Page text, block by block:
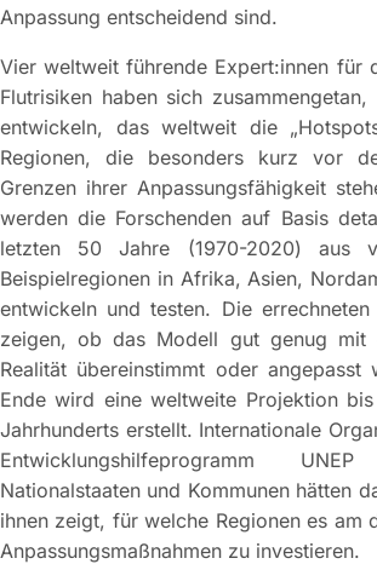
Anpassung entscheidend sind.
Vier weltweit führende Expert:innen für
Flutrisiken haben sich
entwickeln, das weltweit die
Regionen, die besonders kurz vor
Grenzen ihrer Anpassungsfähigkeit
werden die Forschenden auf Basis
letzten 50 Jahre (1970-2020) aus
Beispielregionen in Afrika, Asien,
entwickeln und testen. Die errechneten
zeigen, ob das Modell gut genug mit
Realität übereinstimmt oder angepasst
Ende wird eine weltweite Projektion
Jahrhunderts erstellt. Internationale
Entwicklungshilfeprogramm
Nationalstaaten und Kommunen hätten
ihnen zeigt, für welche Regionen es am
Anpassungsmaßnahmen zu investieren.